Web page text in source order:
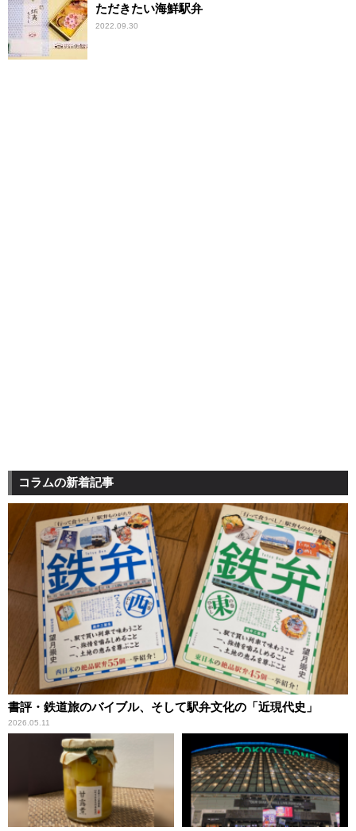
ただきたい海鮮駅弁
2022.09.30
コラムの新着記事
書評・鉄道旅のバイブル、そして駅弁文化の「近現代史」
2026.05.11